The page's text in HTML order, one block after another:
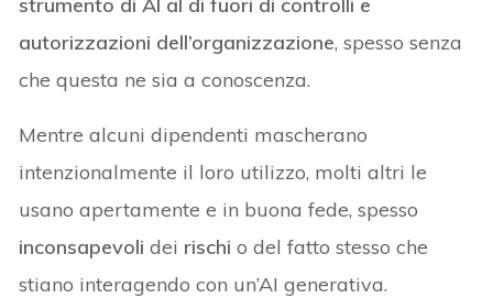
autorizzazioni dell’organizzazione, spesso senza
che questa ne sia a conoscenza.
Mentre alcuni dipendenti mascherano
intenzionalmente il loro utilizzo, molti altri le
usano apertamente e in buona fede, spesso
inconsapevoli dei rischi o del fatto stesso che
stiano interagendo con un’AI generativa.